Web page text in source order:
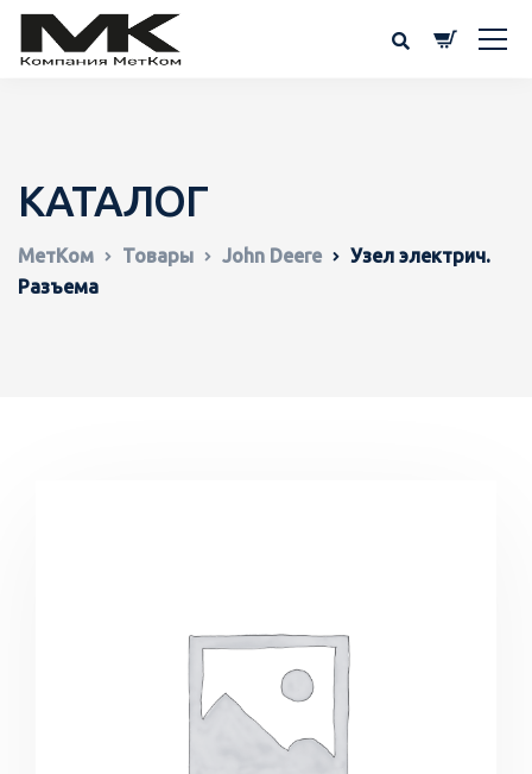
КАТАЛОГ
МетКом Товары John Deere
Узел электрич.
Разъема